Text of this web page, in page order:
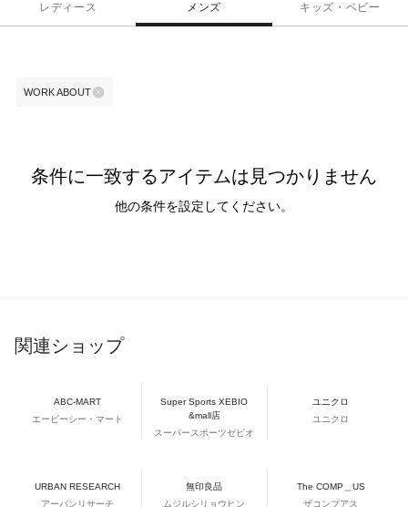
レディース メンズ キッズ・ベビー
WORK ABOUT
条件に一致するアイテムは見つかりません
他の条件を設定してください。
関連ショップ
ABC-MART
エービーシー・マート
Super Sports XEBIO
&mall店
スーパースポーツゼビオ
ユニクロ
ユニクロ
URBAN RESEARCH
アーバンリサーチ
無印良品
ムジルシリョウヒン
The COMP＿US
ザコンプアス